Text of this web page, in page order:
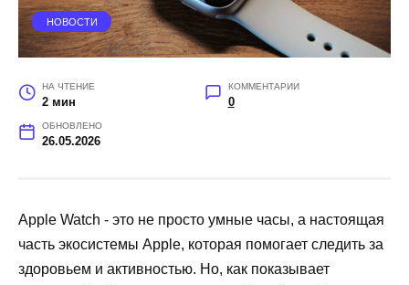
НОВОСТИ
НА ЧТЕНИЕ
2 мин
КОММЕНТАРИИ
0
ОБНОВЛЕНО
26.05.2026
Apple Watch - это не просто умные часы, а настоящая
часть экосистемы Apple, которая помогает следить за
здоровьем и активностью. Но, как показывает